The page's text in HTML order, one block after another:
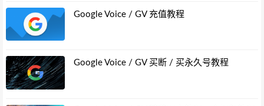
Google Voice / GV 充值教程
Google Voice / GV 买断 / 买永久号教程